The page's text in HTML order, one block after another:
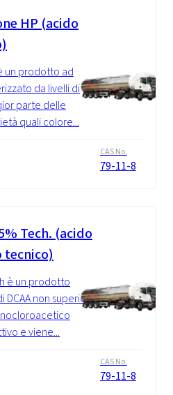
HP (acido
un prodotto ad
da livelli di
parte delle
quali colore...
CAS No.
79-11-8
Tech. (acido
tecnico)
è un prodotto
non superiori
e viene...
CAS No.
79-11-8